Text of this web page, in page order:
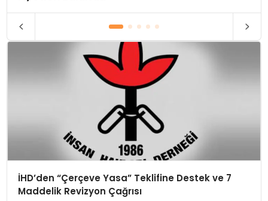
İHD’den “Çerçeve Yasa” Teklifine Destek ve 7
Maddelik Revizyon Çağrısı